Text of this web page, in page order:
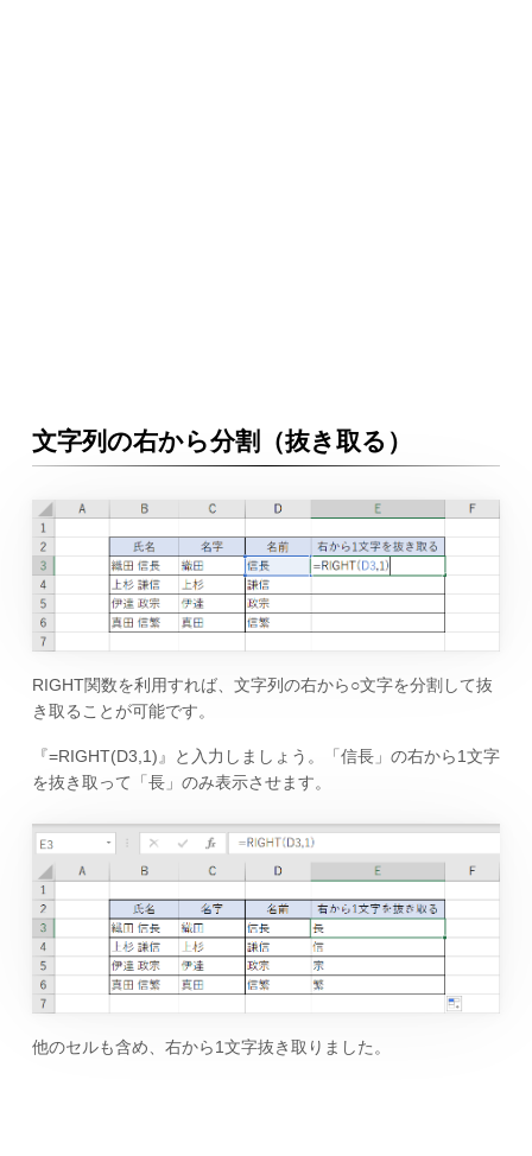
文字列の右から分割（抜き取る）
RIGHT関数を利用すれば、文字列の右から○文字を分割して抜
き取ることが可能です。
『=RIGHT(D3,1)』と入力しましょう。「信長」の右から1文字
を抜き取って「長」のみ表示させます。
他のセルも含め、右から1文字抜き取りました。